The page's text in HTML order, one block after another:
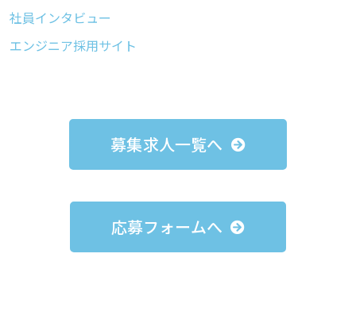
社員インタビュー
エンジニア採用サイト
募集求人一覧へ
応募フォームへ